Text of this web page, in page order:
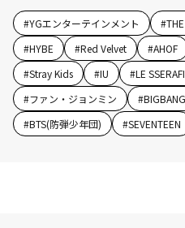
#YGエンターテインメント #
#HYBE #Red Velvet #AHOF
#Stray Kids #IU #LE
#ファン・ジョンミン #BIGBANG
#BTS(防弾少年団) #SEVENTEEN